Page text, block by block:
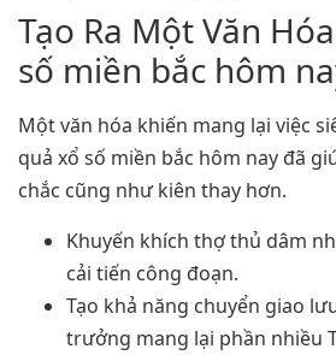
Tạo Ra Một Văn
số miền bắc hôm
Một văn hóa khiến mang lại việc
quả xổ số miền bắc hôm nay đã
chắc cũng như kiên thay hơn.
Khuyến khích thợ thủ dâm
cải tiến công đoạn.
Tạo khả năng chuyển giao
trưởng mang lại phần nhiều